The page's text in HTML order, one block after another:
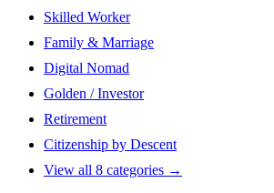
Skilled Worker
Family & Marriage
Digital Nomad
Golden / Investor
Retirement
Citizenship by Descent
View all 8 categories →